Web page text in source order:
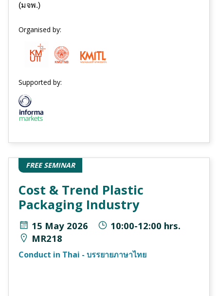
(มจพ.)
Organised by:
Supported by:
FREE SEMINAR
Cost & Trend Plastic
Packaging Industry
15 May 2026
10:00-12:00 hrs.
MR218
Conduct in Thai - บรรยายภาษาไทย